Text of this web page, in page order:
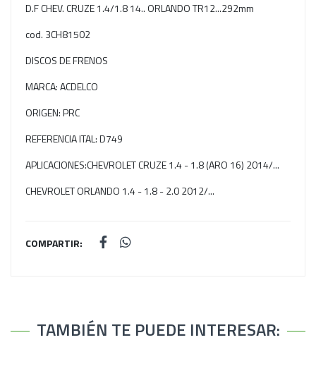
D.F CHEV. CRUZE 1.4/1.8 14.. ORLANDO TR12...292mm
cod. 3CH81502
DISCOS DE FRENOS
MARCA: ACDELCO
ORIGEN: PRC
REFERENCIA ITAL: D749
APLICACIONES:CHEVROLET CRUZE 1.4 - 1.8 (ARO 16) 2014/...
CHEVROLET ORLANDO 1.4 - 1.8 - 2.0 2012/...
COMPARTIR:
TAMBIÉN TE PUEDE INTERESAR: